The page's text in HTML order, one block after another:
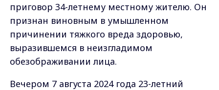
приговор 34-летнему местному жителю. Он
признан виновным в умышленном
причинении тяжкого вреда здоровью,
выразившемся в неизгладимом
обезображивании лица.
Вечером 7 августа 2024 года 23-летний